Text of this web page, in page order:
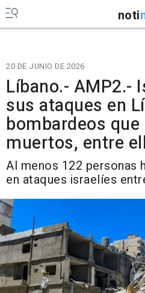
noti
20 DE JUNIO DE 2026
Líbano.- AMP2.-
sus ataques en
bombardeos que
muertos, entre
Al menos 122 personas
en ataques israelíes